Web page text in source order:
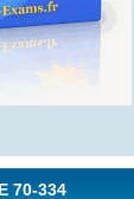
70-334